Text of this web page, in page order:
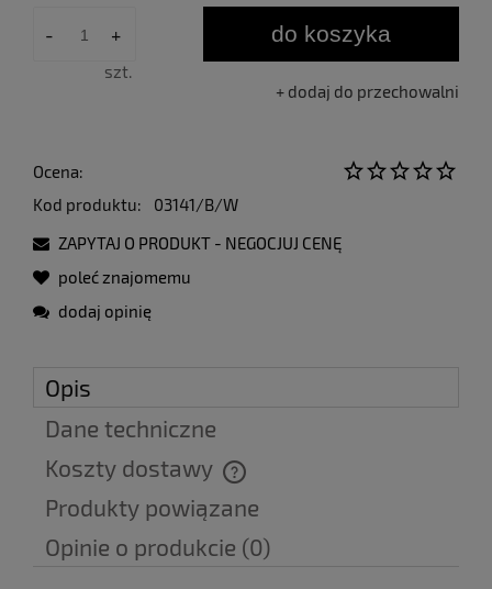
- +
szt.
do koszyka
dodaj do przechowalni
Ocena:
Kod produktu:
03141/B/W
ZAPYTAJ O PRODUKT - NEGOCJUJ CENĘ
poleć znajomemu
dodaj opinię
Opis
Dane techniczne
Koszty dostawy
Cena nie zawiera ewentualnych kosztów płatności
Produkty powiązane
Opinie o produkcie (0)